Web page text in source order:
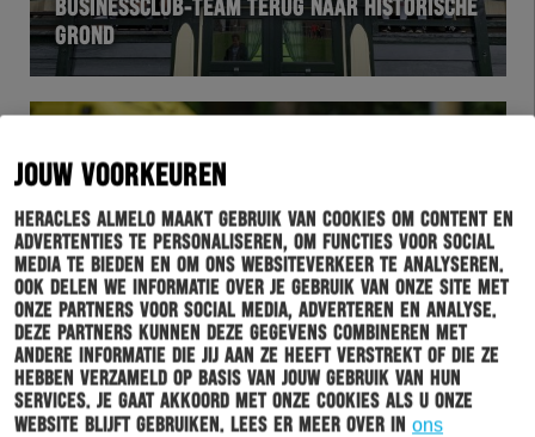
JOUW VOORKEUREN
Heracles Almelo maakt gebruik van cookies om content en
advertenties te personaliseren, om functies voor social
media te bieden en om ons websiteverkeer te analyseren.
Ook delen we informatie over je gebruik van onze site met
onze partners voor social media, adverteren en analyse.
Deze partners kunnen deze gegevens combineren met
andere informatie die jij aan ze heeft verstrekt of die ze
hebben verzameld op basis van jouw gebruik van hun
services. Je gaat akkoord met onze cookies als u onze
website blijft gebruiken. Lees er meer over in ons
BUSINESSCLUB-TEAM TERUG NAAR HISTORISCHE
GROND
HERACLES 08-10-2019
VOLG DE INTERNATIONALS VAN HERACLES
ALMELO